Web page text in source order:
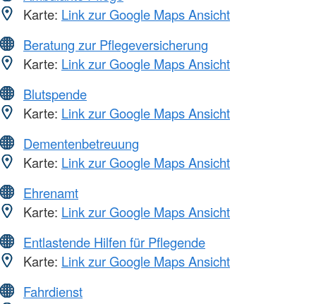
Karte: Link zur Google Maps Ansicht
Beratung zur Pflegeversicherung
Karte: Link zur Google Maps Ansicht
Blutspende
Karte: Link zur Google Maps Ansicht
Dementenbetreuung
Karte: Link zur Google Maps Ansicht
Ehrenamt
Karte: Link zur Google Maps Ansicht
Entlastende Hilfen für Pflegende
Karte: Link zur Google Maps Ansicht
Fahrdienst